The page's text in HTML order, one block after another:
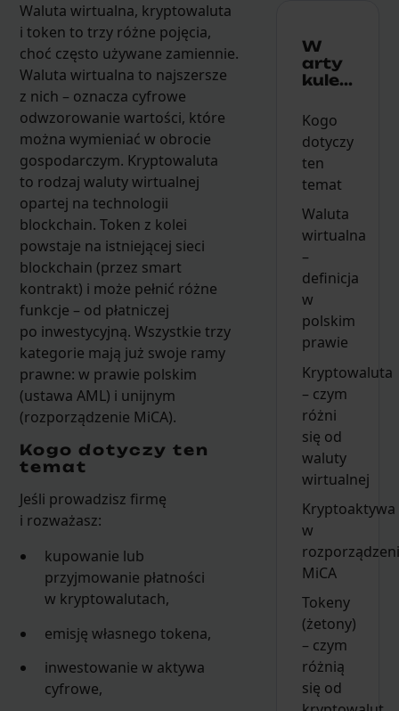
Waluta wirtualna, kryptowaluta
i token to trzy różne pojęcia,
choć często używane zamiennie.
Waluta wirtualna to najszersze
z nich – oznacza cyfrowe
odwzorowanie wartości, które
można wymieniać w obrocie
gospodarczym. Kryptowaluta
to rodzaj waluty wirtualnej
opartej na technologii
blockchain. Token z kolei
powstaje na istniejącej sieci
blockchain (przez smart
kontrakt) i może pełnić różne
funkcje – od płatniczej
po inwestycyjną. Wszystkie trzy
kategorie mają już swoje ramy
prawne: w prawie polskim
(ustawa AML) i unijnym
(rozporządzenie MiCA).
Kogo dotyczy ten
temat
Jeśli prowadzisz firmę
i rozważasz:
kupowanie lub
przyjmowanie płatności
w kryptowalutach,
emisję własnego tokena,
inwestowanie w aktywa
cyfrowe,
W
arty
kule...
Kogo
dotyczy
ten
temat
Waluta
wirtualna
–
definicja
w
polskim
prawie
Kryptowaluta
– czym
różni
się od
waluty
wirtualnej
Kryptoaktywa
w
MiCA
Tokeny
(żetony)
– czym
różnią
się od